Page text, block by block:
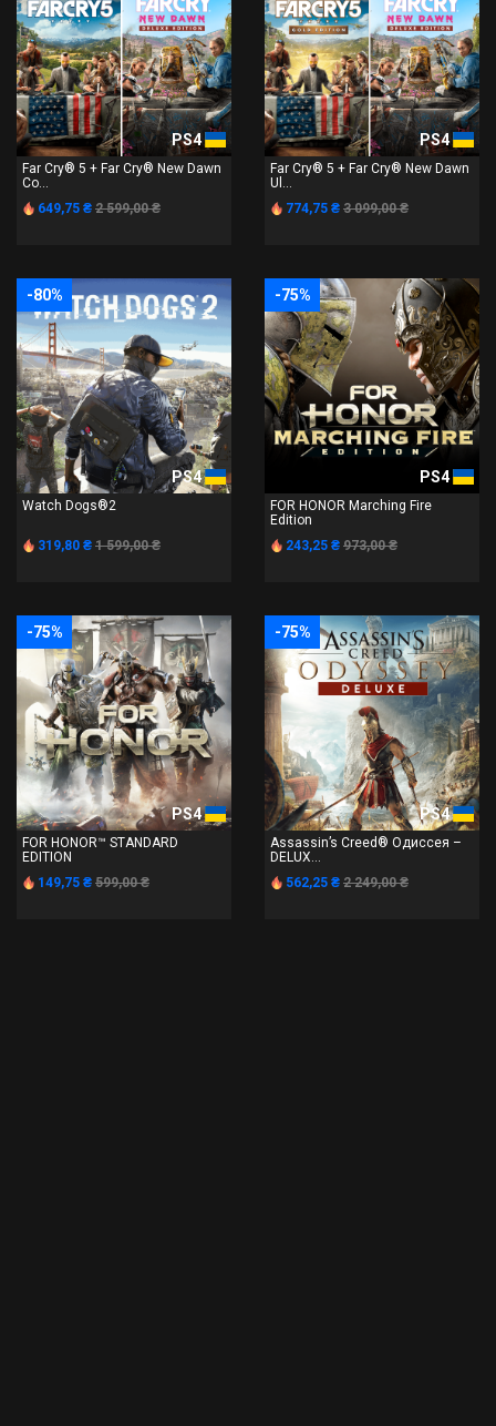
PS4
Far Cry® 5 + Far Cry® New Dawn
Co...
649,75 ₴ 2 599,00 ₴
PS4
Far Cry® 5 + Far Cry® New Dawn
Ul...
774,75 ₴ 3 099,00 ₴
-80%
PS4
Watch Dogs®2
319,80 ₴ 1 599,00 ₴
-75%
PS4
FOR HONOR Marching Fire
Edition
243,25 ₴ 973,00 ₴
-75%
PS4
FOR HONOR™ STANDARD
EDITION
149,75 ₴ 599,00 ₴
-75%
PS4
Assassin’s Creed® Одиссея –
DELUX...
562,25 ₴ 2 249,00 ₴